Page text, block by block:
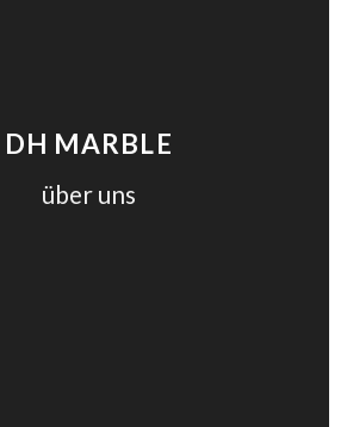
DH MARBLE
über uns